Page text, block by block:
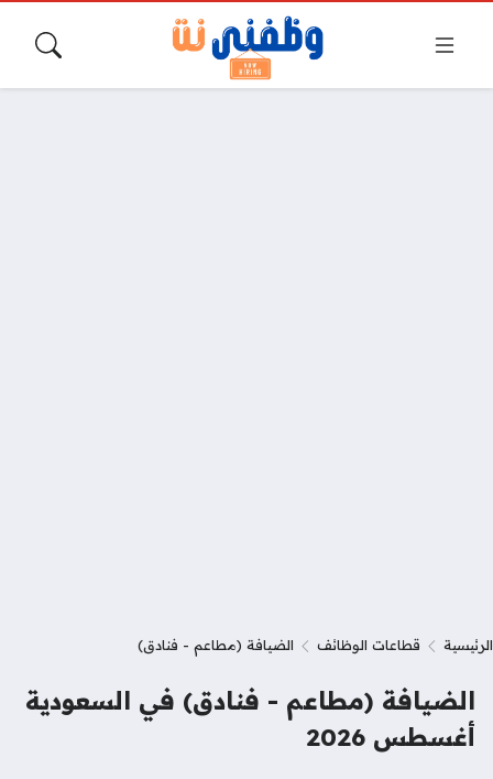
الرئيسية قطاعات الوظائف الضيافة (مطاعم - فنادق)
الضيافة (مطاعم - فنادق) في السعودية
أغسطس 2026